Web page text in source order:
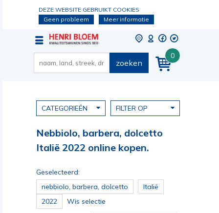
DEZE WEBSITE GEBRUIKT COOKIES
Geen probleem
Meer informatie
0
zoeken
CATEGORIEËN FILTER OP
Nebbiolo, barbera, dolcetto
Italië 2022 online kopen.
Geselecteerd:
nebbiolo, barbera, dolcetto
Italië
2022
Wis selectie